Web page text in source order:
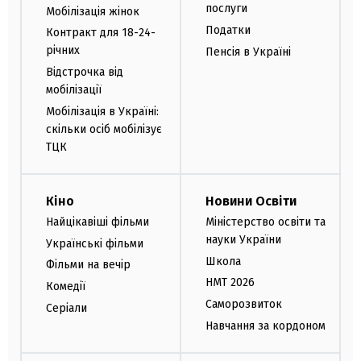
Мобілізація жінок
Контракт для 18-24-
річних
Відстрочка від
мобілізації
Мобілізація в Україні:
скільки осіб мобілізує
ТЦК
послуги
Податки
Пенсія в Україні
Кіно
Найцікавіші фільми
Українські фільми
Фільми на вечір
Комедії
Серіали
Новини Освіти
Міністерство освіти та
науки України
Школа
НМТ 2026
Саморозвиток
Навчання за кордоном